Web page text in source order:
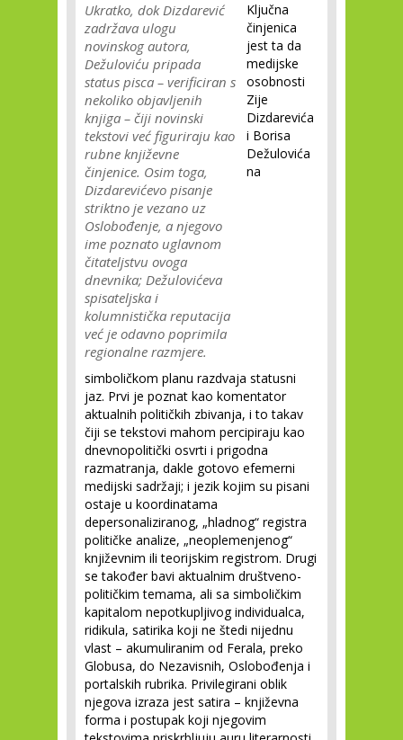
Ukratko, dok Dizdarević
zadržava ulogu
novinskog autora,
Dežuloviću pripada
status pisca – verificiran s
nekoliko objavljenih
knjiga – čiji novinski
tekstovi već figuriraju kao
rubne književne
činjenice. Osim toga,
Dizdarevićevo pisanje
striktno je vezano uz
Oslobođenje, a njegovo
ime poznato uglavnom
čitateljstvu ovoga
dnevnika; Dežulovićeva
spisateljska i
kolumnistička reputacija
već je odavno poprimila
regionalne razmjere.
Ključna
činjenica
jest ta da
medijske
osobnosti
Zije
Dizdarevića
i Borisa
Dežulovića
na
simboličkom planu razdvaja statusni
jaz. Prvi je poznat kao komentator
aktualnih političkih zbivanja, i to takav
čiji se tekstovi mahom percipiraju kao
dnevnopolitički osvrti i prigodna
razmatranja, dakle gotovo efemerni
medijski sadržaji; i jezik kojim su pisani
ostaje u koordinatama
depersonaliziranog, „hladnog“ registra
političke analize, „neoplemenjenog“
književnim ili teorijskim registrom. Drugi
se također bavi aktualnim društveno-
političkim temama, ali sa simboličkim
kapitalom nepotkupljivog individualca,
ridikula, satirika koji ne štedi nijednu
vlast – akumuliranim od Ferala, preko
Globusa, do Nezavisnih, Oslobođenja i
portalskih rubrika. Privilegirani oblik
njegova izraza jest satira – književna
forma i postupak koji njegovim